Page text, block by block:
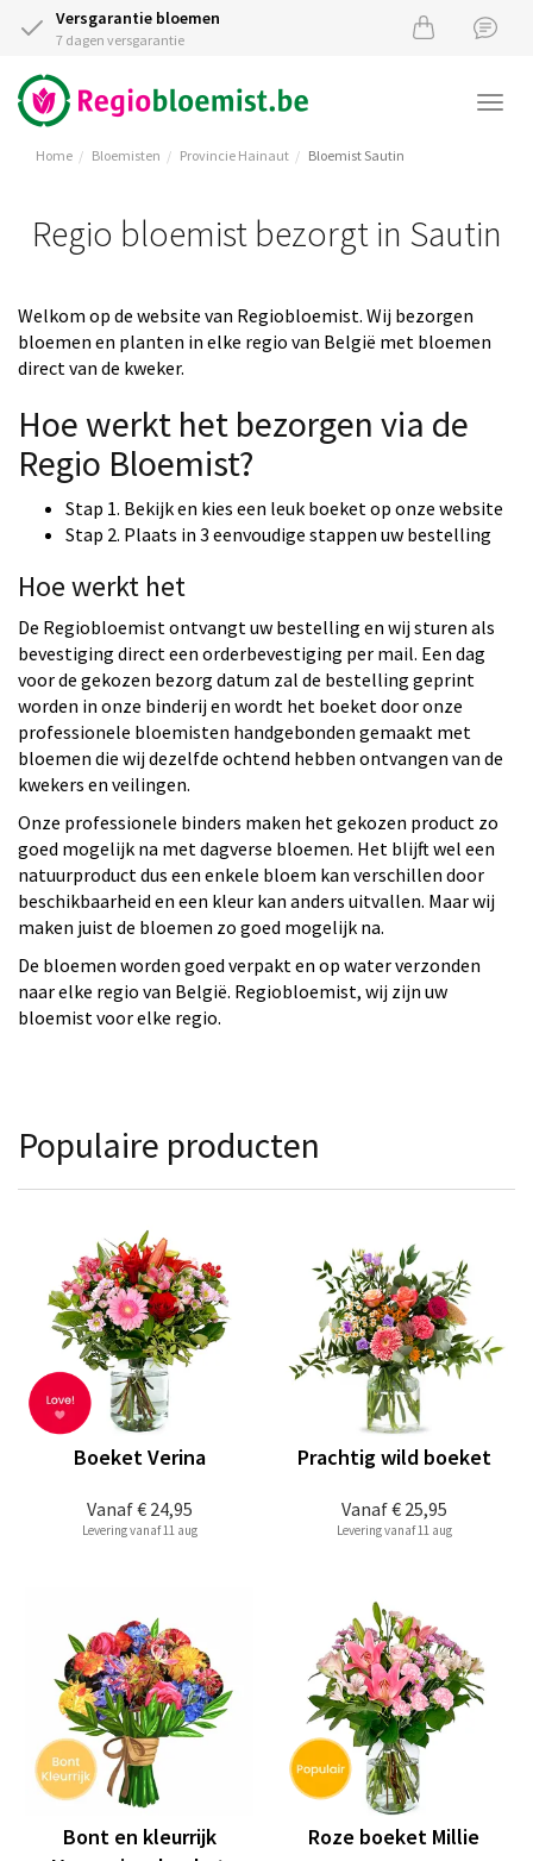
Versgarantie bloemen
7 dagen versgarantie
Home Bloemisten Provincie Hainaut Bloemist Sautin
Regio bloemist bezorgt in Sautin
Welkom op de website van Regiobloemist. Wij bezorgen
bloemen en planten in elke regio van België met bloemen
direct van de kweker.
Hoe werkt het bezorgen via de
Regio Bloemist?
Stap 1. Bekijk en kies een leuk boeket op onze website
Stap 2. Plaats in 3 eenvoudige stappen uw bestelling
Hoe werkt het
De Regiobloemist ontvangt uw bestelling en wij sturen als
bevestiging direct een orderbevestiging per mail. Een dag
voor de gekozen bezorg datum zal de bestelling geprint
worden in onze binderij en wordt het boeket door onze
professionele bloemisten handgebonden gemaakt met
bloemen die wij dezelfde ochtend hebben ontvangen van de
kwekers en veilingen.
Onze professionele binders maken het gekozen product zo
goed mogelijk na met dagverse bloemen. Het blijft wel een
natuurproduct dus een enkele bloem kan verschillen door
beschikbaarheid en een kleur kan anders uitvallen. Maar wij
maken juist de bloemen zo goed mogelijk na.
De bloemen worden goed verpakt en op water verzonden
naar elke regio van België. Regiobloemist, wij zijn uw
bloemist voor elke regio.
Populaire producten
Vanaf€ 24,95
Boeket Verina
Levering vanaf 11 aug
Vanaf€ 25,95
Prachtig wild boeket
Levering vanaf 11 aug
Bont en kleurrijk
Roze boeket Millie